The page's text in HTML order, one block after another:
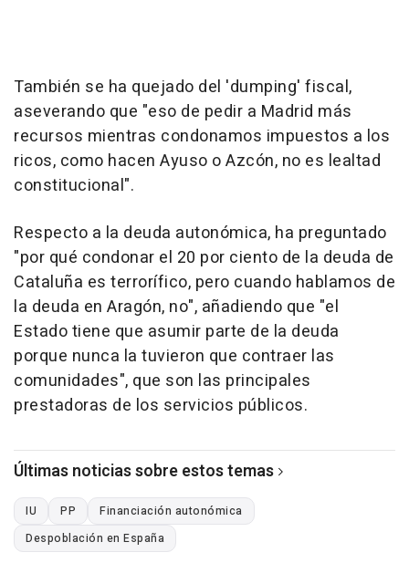
También se ha quejado del 'dumping' fiscal,
aseverando que "eso de pedir a Madrid más
recursos mientras condonamos impuestos a los
ricos, como hacen Ayuso o Azcón, no es lealtad
constitucional".
Respecto a la deuda autonómica, ha preguntado
"por qué condonar el 20 por ciento de la deuda de
Cataluña es terrorífico, pero cuando hablamos de
la deuda en Aragón, no", añadiendo que "el
Estado tiene que asumir parte de la deuda
porque nunca la tuvieron que contraer las
comunidades", que son las principales
prestadoras de los servicios públicos.
Últimas noticias sobre estos temas
IU PP
Financiación autonómica
Despoblación en España